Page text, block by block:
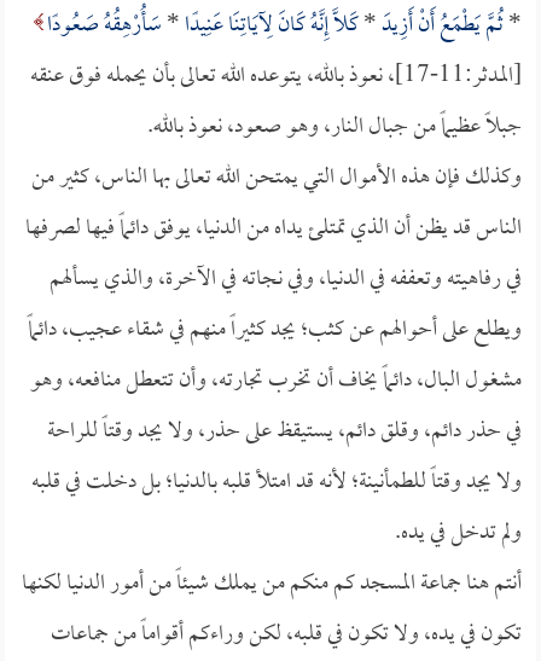
*ثُمَّ يَطْمَعُ أَنْ أَزِيدَ*كَلَّا إِنَّهُ كَانَ لِآيَاتِنَا عَنِيدًا*سَأُرْهِقُهُ صَعُودًا
[المدثر:11-17]، نعوذ بالله، يتوعده الله تعالى بأن يحمله فوق عنقه
جبلاً عظيماً من جبال النار، وهو صعود، نعوذ بالله.
وكذلك فإن هذه الأموال التي يمتحن الله تعالى بها الناس، كثير من
الناس قد يظن أن الذي تمتلئ يداه من الدنيا، يوفق دائماً فيها لصرفها
في رفاهيته وتعففه في الدنيا، وفي نجاته في الآخرة، والذي يسألهم
ويطلع على أحوالهم عن كثب؛ يجد كثيراً منهم في شقاء عجيب، دائماً
مشغول البال، دائماً يخاف أن تخرب تجارته، وأن تتعطل منافعه، وهو
في حذر دائم، وقلق دائم، يستيقظ على حذر، ولا يجد وقتاً للراحة
ولا يجد وقتاً للطمأنينة؛ لأنه قد امتلأ قلبه بالدنيا؛ بل دخلت في قلبه
ولم تدخل في يده.
أنتم هنا جماعة المسجد كم منكم من يملك شيئاً من أمور الدنيا لكنها
تكون في يده، ولا تكون في قلبه، لكن وراءكم أقواماً من جماعات